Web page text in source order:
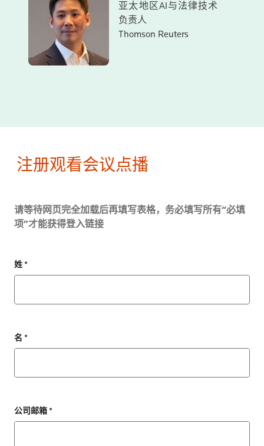
亚太地区AI与法律技术
负责人
Thomson Reuters
注册观看会议点播
请等待网页完全加载后再填写表格，务必填写所有“必填
项”才能获得登入链接
姓 *
名 *
公司邮箱 *